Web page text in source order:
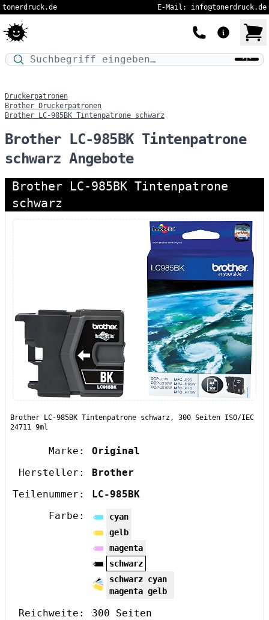
tonerdruck.de E-Mail: info@tonerdruck.de
Druckermodell oder Produktnamen eingeben…
Druckerpatronen
Brother Druckerpatronen
Brother LC-985BK Tintenpatrone schwarz
Brother LC-985BK Tintenpatrone
schwarz Angebote
Brother LC-985BK Tintenpatrone
schwarz
Brother LC-985BK Tintenpatrone schwarz, 300 Seiten ISO/IEC
24711 9ml
Marke:
Original
Hersteller:
Brother
Teilenummer:
LC-985BK
Farbe:
cyan
gelb
magenta
schwarz
schwarz cyan
magenta gelb
Reichweite:
300 Seiten